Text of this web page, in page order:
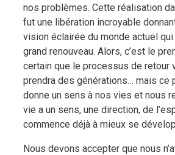
nos problèmes. Cette réalisation
fut une libération incroyable
vision éclairée du monde actuel
grand renouveau. Alors, c’est le
certain que le processus de retour
prendra des générations… mais ce
donne un sens à nos vies et nous
vie a un sens, une direction, de
commence déjà à mieux se
Nous devons accepter que nous